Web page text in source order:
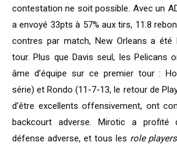
contestation ne soit possible. Avec un
a envoyé 33pts à 57% aux tirs, 11.8
contres par match, New Orleans a
tour. Plus que Davis seul, les Pelicans
âme d’équipe sur ce premier tour :
série) et Rondo (11-7-13, le retour de
d’être excellents offensivement, ont
backcourt adverse. Mirotic a profité
défense adverse, et tous les role